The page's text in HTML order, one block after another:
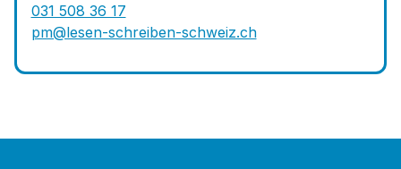
031 508 36 17
pm@lesen-schreiben-schweiz.ch